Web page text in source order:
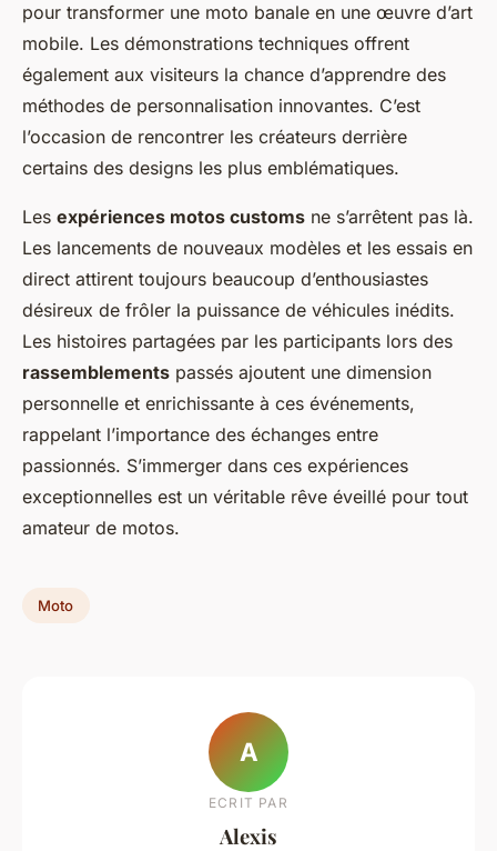
pour transformer une moto banale en une œuvre d’art
mobile. Les démonstrations techniques offrent
également aux visiteurs la chance d’apprendre des
méthodes de personnalisation innovantes. C’est
l’occasion de rencontrer les créateurs derrière
certains des designs les plus emblématiques.
Les expériences motos customs ne s’arrêtent pas là.
Les lancements de nouveaux modèles et les essais en
direct attirent toujours beaucoup d’enthousiastes
désireux de frôler la puissance de véhicules inédits.
Les histoires partagées par les participants lors des
rassemblements passés ajoutent une dimension
personnelle et enrichissante à ces événements,
rappelant l’importance des échanges entre
passionnés. S’immerger dans ces expériences
exceptionnelles est un véritable rêve éveillé pour tout
amateur de motos.
Moto
A
ECRIT PAR
Alexis